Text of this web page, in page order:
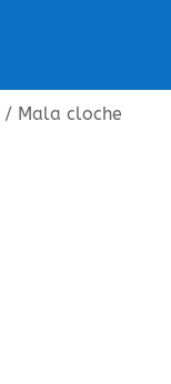
/ Mala cloche